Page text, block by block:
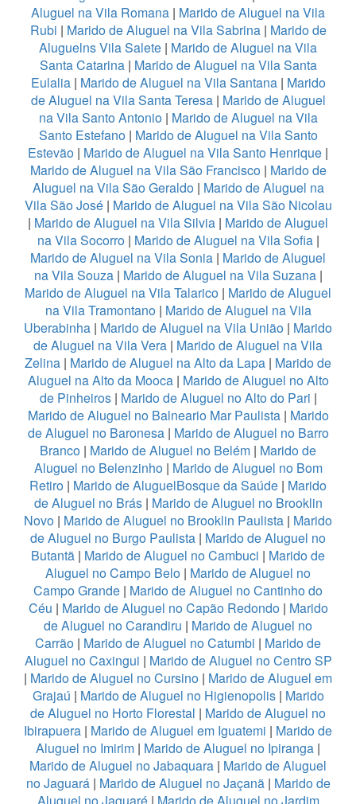
Aluguel na Vila Romana | Marido de Aluguel na Vila
Rubi | Marido de Aluguel na Vila Sabrina| Marido de
Aluguelns Vila Salete | Marido de Aluguel na Vila
Santa Catarina| Marido de Aluguel na Vila Santa
Eulalia| Marido de Aluguel na Vila Santana| Marido
de Aluguel na Vila Santa Teresa| Marido de Aluguel
na Vila Santo Antonio| Marido de Aluguel na Vila
Santo Estefano| Marido de Aluguel na Vila Santo
Estevão | Marido de Aluguel na Vila Santo Henrique |
Marido de Aluguel na Vila São Francisco| Marido de
Aluguel na Vila São Geraldo| Marido de Aluguel na
Vila São José| Marido de Aluguel na Vila São Nicolau
| Marido de Aluguel na Vila Silvia | Marido de Aluguel
na Vila Socorro| Marido de Aluguel na Vila Sofia|
Marido de Aluguel na Vila Sonia | Marido de Aluguel
na Vila Souza| Marido de Aluguel na Vila Suzana|
Marido de Aluguel na Vila Talarico | Marido de Aluguel
na Vila Tramontano| Marido de Aluguel na Vila
Uberabinha | Marido de Aluguel na Vila União | Marido
de Aluguel na Vila Vera | Marido de Aluguel na Vila
Zelina | Marido de Aluguel na Alto da Lapa | Marido de
Aluguel na Alto da Mooca| Marido de Aluguel no Alto
de Pinheiros| Marido de Aluguel no Alto do Pari |
Marido de Aluguel no Balneario Mar Paulista| Marido
de Aluguel no Baronesa| Marido de Aluguel no Barro
Branco | Marido de Aluguel no Belém | Marido de
Aluguel no Belenzinho| Marido de Aluguel no Bom
Retiro | Marido de AluguelBosque da Saúde | Marido
de Aluguel no Brás| Marido de Aluguel no Brooklin
Novo | Marido de Aluguel no Brooklin Paulista | Marido
de Aluguel no Burgo Paulista | Marido de Aluguel no
Butantã | Marido de Aluguel no Cambuci | Marido de
Aluguel no Campo Belo | Marido de Aluguel no
Campo Grande | Marido de Aluguel no Cantinho do
Céu | Marido de Aluguel no Capão Redondo| Marido
de Aluguel no Carandiru | Marido de Aluguel no
Carrão | Marido de Aluguel no Catumbi | Marido de
Aluguel no Caxingui | Marido de Aluguel no Centro SP
| Marido de Aluguel no Cursino | Marido de Aluguel em
Grajaú | Marido de Aluguel no Higienopolis| Marido
de Aluguel no Horto Florestal | Marido de Aluguel no
Ibirapuera | Marido de Aluguel em Iguatemi | Marido de
Aluguel no Imirim | Marido de Aluguel no Ipiranga |
Marido de Aluguel no Jabaquara | Marido de Aluguel
no Jaguará| Marido de Aluguel no Jaçanã| Marido de